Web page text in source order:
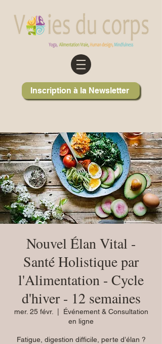
Inscription à la Newsletter
Nouvel Élan Vital -
Santé Holistique par
l'Alimentation - Cycle
d'hiver - 12 semaines
mer. 25 févr.
Événement & Consultation
en ligne
Fatigue, digestion difficile, perte d’élan ?